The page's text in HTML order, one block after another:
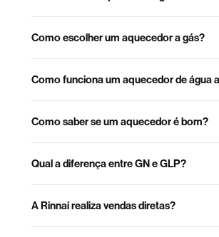
Como escolher um aquecedor a gás?
Como funciona um aquecedor de água
Como saber se um aquecedor é bom?
Qual a diferença entre GN e GLP?
A Rinnai realiza vendas diretas?